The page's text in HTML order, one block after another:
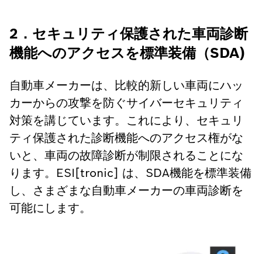
2．セキュリティ保護された車両診断
機能へのアクセスを標準装備（SDA)
自動車メーカーは、比較的新しい車両にハッ
カーからの攻撃を防ぐサイバーセキュリティ
対策を講じています。これにより、セキュリ
ティ保護された診断機能へのアクセス権がな
いと、車両の故障診断が制限されることにな
ります。ESI[tronic] は、SDA機能を標準装備
し、さまざまな自動車メーカーの車両診断を
可能にします。